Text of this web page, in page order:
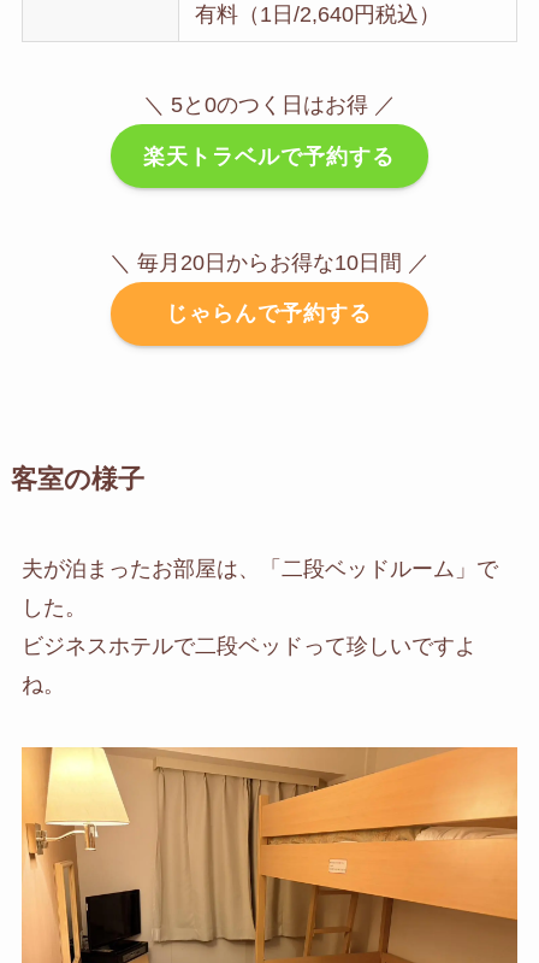
有料（1日/2,640円税込）
＼ 5と0のつく日はお得 ／
楽天トラベルで予約する
＼ 毎月20日からお得な10日間 ／
じゃらんで予約する
客室の様子
夫が泊まったお部屋は、「二段ベッドルーム」で
した。
ビジネスホテルで二段ベッドって珍しいですよ
ね。